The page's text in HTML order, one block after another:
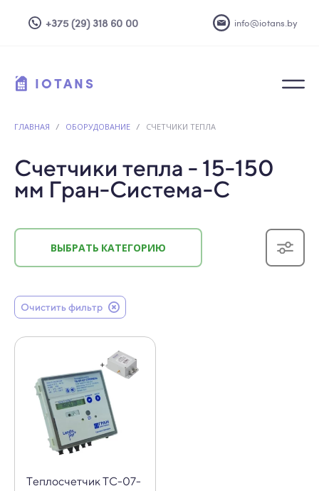
+375 (29) 318 60 00 info@iotans.by
IOTANS
ГЛАВНАЯ / ОБОРУДОВАНИЕ / СЧЕТЧИКИ ТЕПЛА
Счетчики тепла - 15-150
мм Гран-Система-С
ВЫБРАТЬ КАТЕГОРИЮ
Очистить фильтр
Теплосчетчик ТС-07-